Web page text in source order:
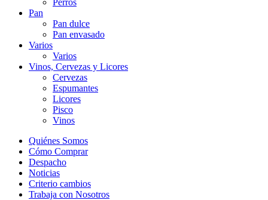
Perros
Pan
Pan dulce
Pan envasado
Varios
Varios
Vinos, Cervezas y Licores
Cervezas
Espumantes
Licores
Pisco
Vinos
Quiénes Somos
Cómo Comprar
Despacho
Noticias
Criterio cambios
Trabaja con Nosotros